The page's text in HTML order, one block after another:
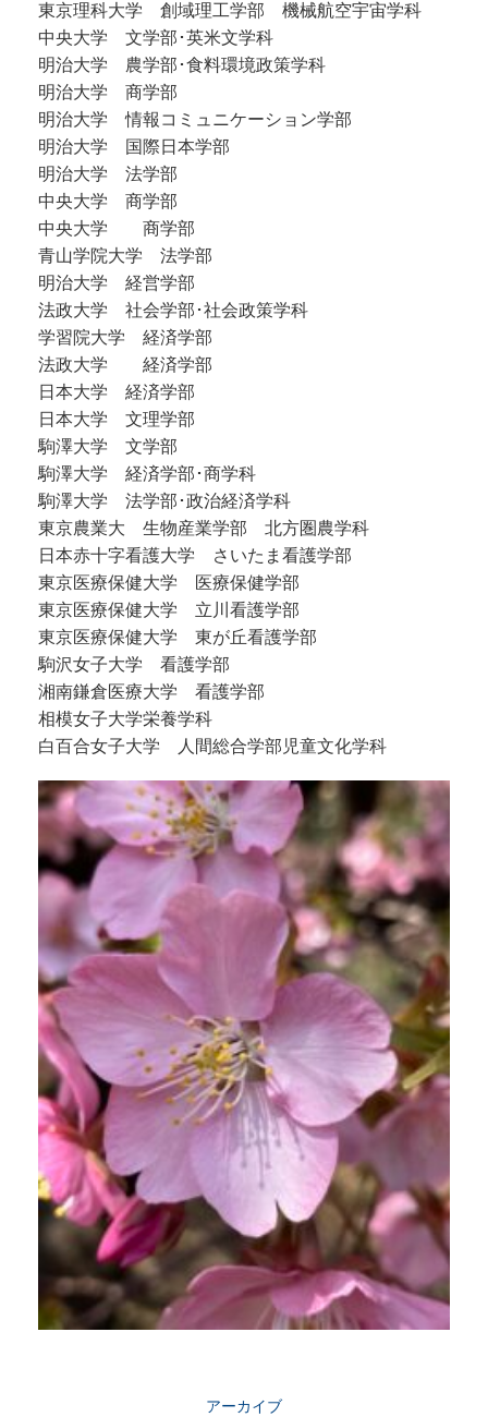
東京理科大学 創域理工学部 機械航空宇宙学科
中央大学 文学部･英米文学科
明治大学 農学部･食料環境政策学科
明治大学 商学部
明治大学 情報コミュニケーション学部
明治大学 国際日本学部
明治大学 法学部
中央大学 商学部
中央大学 商学部
青山学院大学 法学部
明治大学 経営学部
法政大学 社会学部･社会政策学科
学習院大学 経済学部
法政大学 経済学部
日本大学 経済学部
日本大学 文理学部
駒澤大学 文学部
駒澤大学 経済学部･商学科
駒澤大学 法学部･政治経済学科
東京農業大 生物産業学部 北方圏農学科
日本赤十字看護大学 さいたま看護学部
東京医療保健大学 医療保健学部
東京医療保健大学 立川看護学部
東京医療保健大学 東が丘看護学部
駒沢女子大学 看護学部
湘南鎌倉医療大学 看護学部
相模女子大学栄養学科
白百合女子大学 人間総合学部児童文化学科
アーカイブ